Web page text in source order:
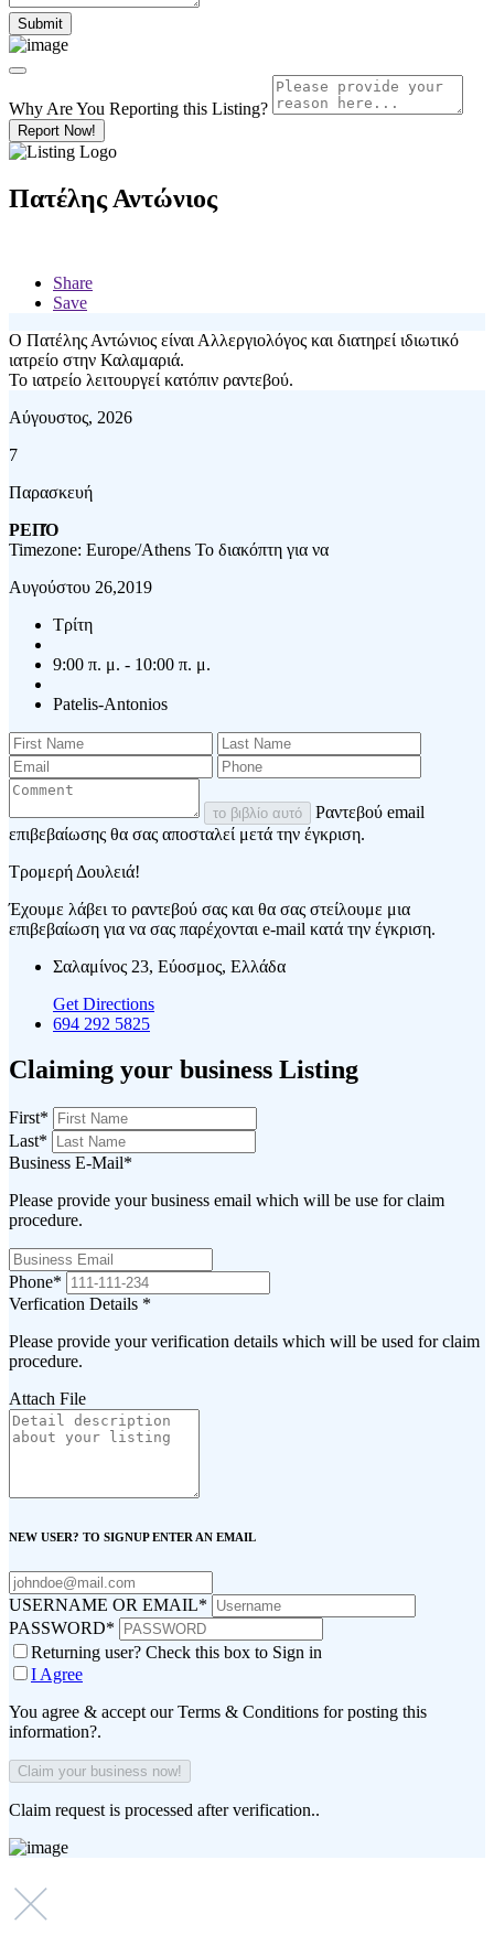
Why Are You Reporting this Listing?
Report Now!
Πατέλης Αντώνιος
Share
Save
Ο Πατέλης Αντώνιος είναι Αλλεργιολόγος και διατηρεί ιδιωτικό
ιατρείο στην Καλαμαριά.
Το ιατρείο λειτουργεί κατόπιν ραντεβού.
Αύγουστος, 2026
7
Παρασκευή
ΡΕΠΌ
Timezone: Europe/Athens Το διακόπτη για να
Αυγούστου 26,2019
Τρίτη
9:00 π. μ. - 10:00 π. μ.
Patelis-Antonios
το βιβλίο αυτό
Ραντεβού email
επιβεβαίωσης θα σας αποσταλεί μετά την έγκριση.
Τρομερή Δουλειά!
Έχουμε λάβει το ραντεβού σας και θα σας στείλουμε μια
επιβεβαίωση για να σας παρέχονται e-mail κατά την έγκριση.
Σαλαμίνος 23, Εύοσμος, Ελλάδα
Get Directions
694 292 5825
Claiming your business Listing
First*
Last*
Business E-Mail*
Please provide your business email which will be use for claim
procedure.
Phone*
Verfication Details *
Please provide your verification details which will be used for claim
procedure.
Attach File
NEW USER? TO SIGNUP ENTER AN EMAIL
USERNAME OR EMAIL*
PASSWORD*
Returning user? Check this box to Sign in
I Agree
You agree & accept our Terms & Conditions for posting this
information?.
Claim request is processed after verification..